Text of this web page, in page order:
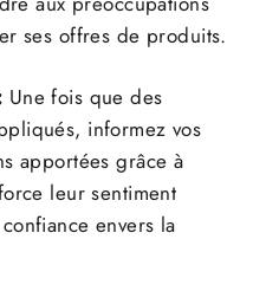
ses offres de produits.
Une fois que des
informez vos
apportées grâce à
leur sentiment
envers la